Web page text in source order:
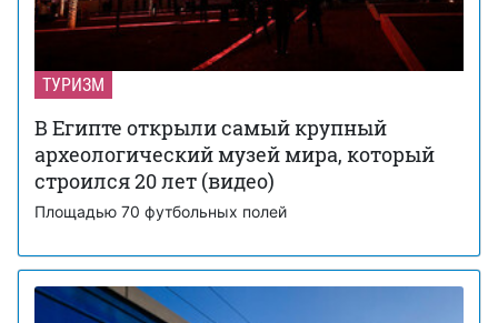
ТУРИЗМ
В Египте открыли самый крупный
археологический музей мира, который
строился 20 лет (видео)
Площадью 70 футбольных полей